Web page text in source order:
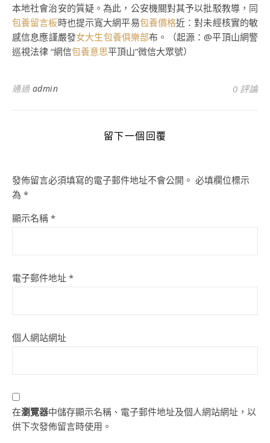
本地社會治安的質疑。為此，公安機關對其予以批駁教導，同
包養留言板時也提示寬大網平易包養價格近：對未經核實的敏
感信息應謹嚴發女大生包養俱樂部布。（起源：@平頂山網警
巡視法律 “網信包養意思平頂山”微信大眾號）
通過 admin 0 評論
留下一個回覆
發佈留言必須填寫的電子郵件地址不會公開。 必填欄位標示
為 *
顯示名稱 *
電子郵件地址 *
個人網站網址
在瀏覽器中儲存顯示名稱、電子郵件地址及個人網站網址，以
供下次發佈留言時使用。